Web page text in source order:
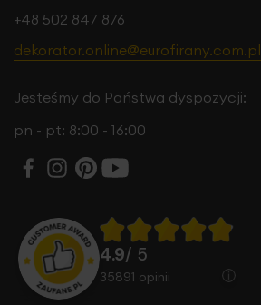
+48 502 847 876
dekorator.online@eurofirany.com.pl
Jesteśmy do Państwa dyspozycji:
pn - pt: 8:00 - 16:00
4.9/ 5
35891 opinii